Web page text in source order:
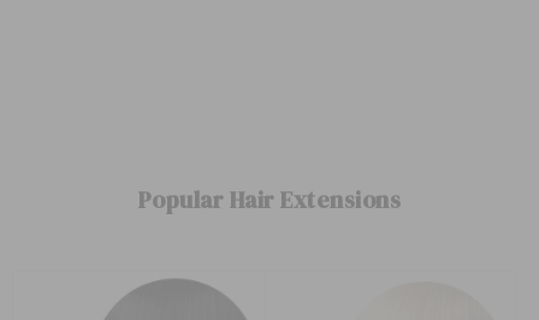
Popular Hair Extensions